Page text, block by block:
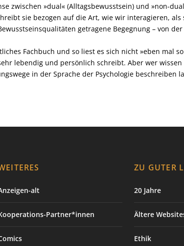
zwischen »dual« (Alltagsbewusstsein) und »non-
sie bezogen auf die Art, wie wir interagieren,
getragene Begegnung – von
Fachbuch und so liest es sich nicht »eben mal
lebendig und persönlich schreibt. Aber wer
in der Sprache der Psychologie beschreiben
alt
Partner*innen
ZU GUTER
20 Jahre
Ältere
Ethik